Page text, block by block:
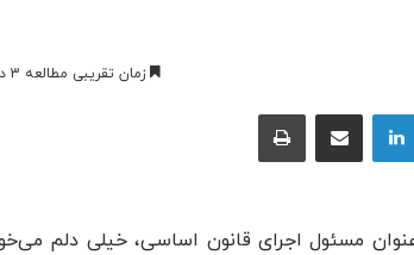
زمان تقریبی مطالعه 3 دقیقه
لینکداین
مسئول اجرای قانون اساسی، خیلی دلم